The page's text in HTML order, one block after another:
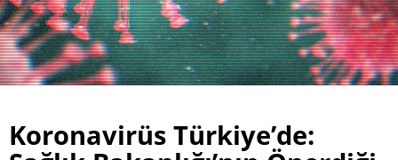
Koronavirüs Türkiye’de: